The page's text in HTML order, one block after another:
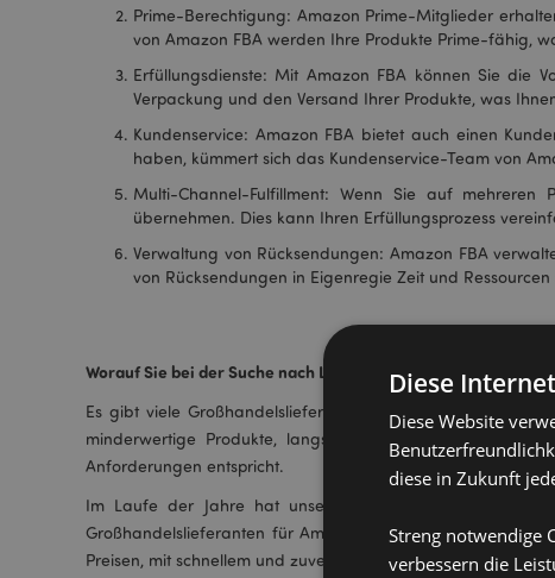
Prime-Berechtigung: Amazon Prime-Mitglieder
von Amazon FBA werden Ihre Produkte Prime-fähig,
Erfüllungsdienste: Mit Amazon FBA können Sie die
Verpackung und den Versand Ihrer Produkte, was
Kundenservice: Amazon FBA bietet auch einen
haben, kümmert sich das Kundenservice-Team von
Multi-Channel-Fulfillment: Wenn Sie auf
übernehmen. Dies kann Ihren Erfüllungsprozess
Verwaltung von Rücksendungen: Amazon FBA
von Rücksendungen in Eigenregie Zeit und
Worauf Sie bei der Suche nach Lieferanten für Amazon FBA
Es gibt viele Großhandelslieferanten, die Fulfillment für
minderwertige Produkte, langsamen Versand oder hohe
Anforderungen entspricht.
Im Laufe der Jahre hat unsere Erfahrung mit Amazon-
Großhandelslieferanten für Amazon FBA-Verkäufer
Preisen, mit schnellem und zuverlässigem Versand sowie
Diese
Diese Website
diese in Zukunft
Streng notwendige
verbessern die